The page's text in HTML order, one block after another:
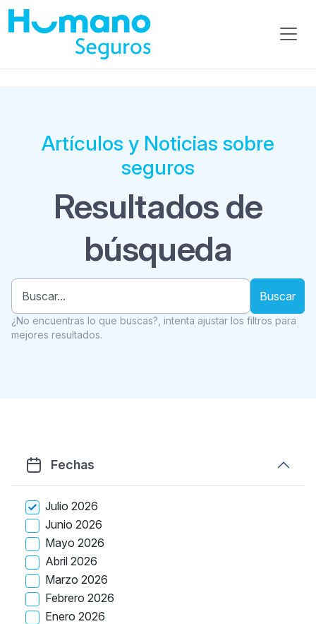
Artículos y Noticias sobre
seguros
Resultados de
búsqueda
Buscar
¿No encuentras lo que buscas?, intenta ajustar los filtros para
mejores resultados.
Fechas
Julio 2026
Junio 2026
Mayo 2026
Abril 2026
Marzo 2026
Febrero 2026
Enero 2026